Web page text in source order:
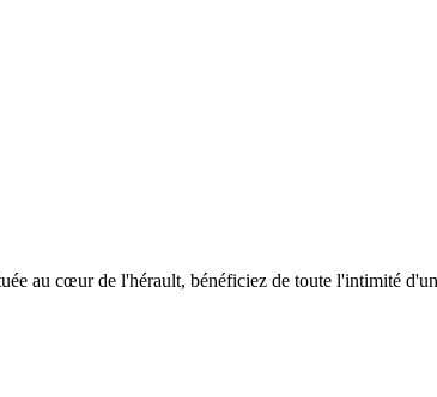
au cœur de l'hérault, bénéficiez de toute l'intimité